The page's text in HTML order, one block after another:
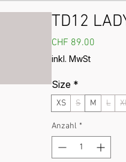
TD12
CHF 89.00
inkl. MwSt
Size *
XS S M L
Anzahl *